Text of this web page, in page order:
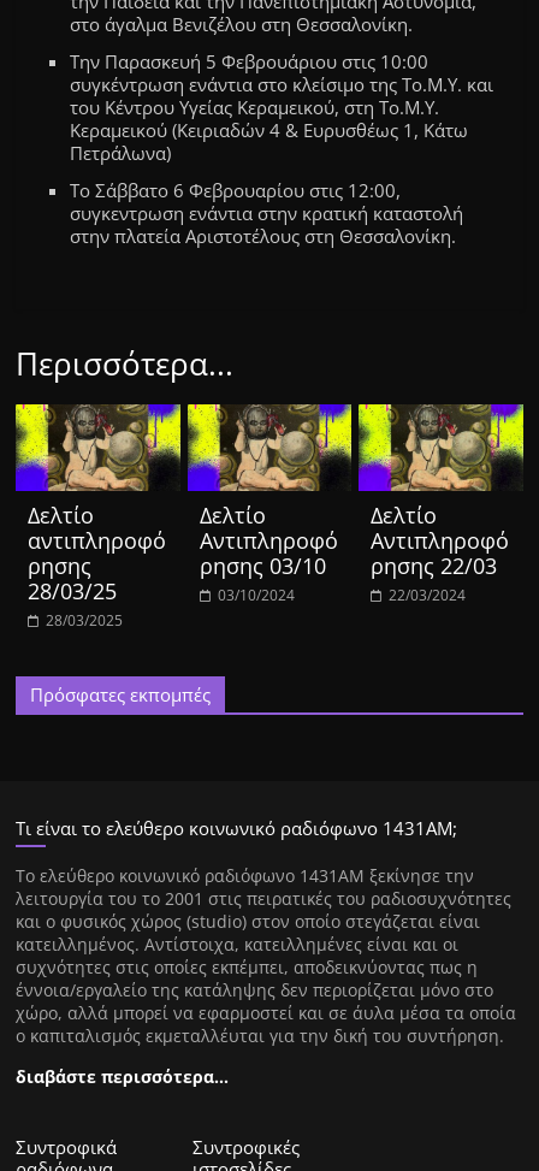
στο άγαλμα Βενιζέλου στη Θεσσαλονίκη.
Την Παρασκευή 5 Φεβρουάριου στις 10:00
συγκέντρωση ενάντια στο κλείσιμο της Το.Μ.Υ. και
του Κέντρου Υγείας Κεραμεικού,στη Το.Μ.Υ.
Κεραμεικού (Κειριαδών 4 & Ευρυσθέως 1 , Κάτω
Πετράλωνα)
Το Σάββατο 6 Φεβρουαρίου στις 12:00,
συγκεντρωση ενάντια στην κρατική καταστολή
στην πλατεία Αριστοτέλους στη Θεσσαλονίκη.
Περισσότερα...
Δελτίο
αντιπληροφό
ρησης
28/03/25
28/03/2025
Δελτίο
Αντιπληροφό
ρησης 03/10
03/10/2024
Δελτίο
Αντιπληροφό
ρησης 22/03
22/03/2024
Πρόσφατες εκπομπές
Τι είναι το ελεύθερο κοινωνικό ραδιόφωνο 1431ΑΜ;
Tο ελεύθερο κοινωνικό ραδιόφωνο 1431AM ξεκίνησε την
λειτουργία του το 2001 στις πειρατικές του ραδιοσυχνότητες
και ο φυσικός χώρος (studio) στον οποίο στεγάζεται είναι
κατειλλημένος. Αντίστοιχα, κατειλλημένες είναι και οι
συχνότητες στις οποίες εκπέμπει, αποδεικνύοντας πως η
έννοια/εργαλείο της κατάληψης δεν περιορίζεται μόνο στο
χώρο, αλλά μπορεί να εφαρμοστεί και σε άυλα μέσα τα οποία
ο καπιταλισμός εκμεταλλέυται για την δική του συντήρηση.
διαβάστε περισσότερα…
Συντροφικά
Συντροφικές